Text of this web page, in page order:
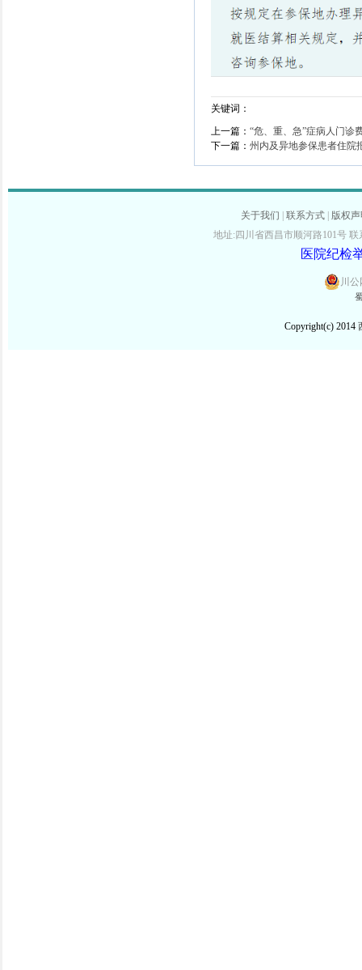
关键词：
上一篇： “危、重、急”症病人门诊
下一篇： 州内及异地参保患者住院
关于我们 | 联系方式 | 版权
地址:四川省西昌市顺河路101号 联
医院纪检
川
Copyright(c) 2014